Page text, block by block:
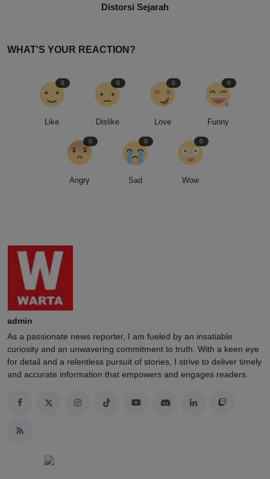
Distorsi Sejarah
WHAT'S YOUR REACTION?
Like
0
Dislike
0
Love
0
Funny
0
Angry
0
Sad
0
Wow
0
admin
As a passionate news reporter, I am fueled by an insatiable
curiosity and an unwavering commitment to truth. With a keen eye
for detail and a relentless pursuit of stories, I strive to deliver timely
and accurate information that empowers and engages readers.